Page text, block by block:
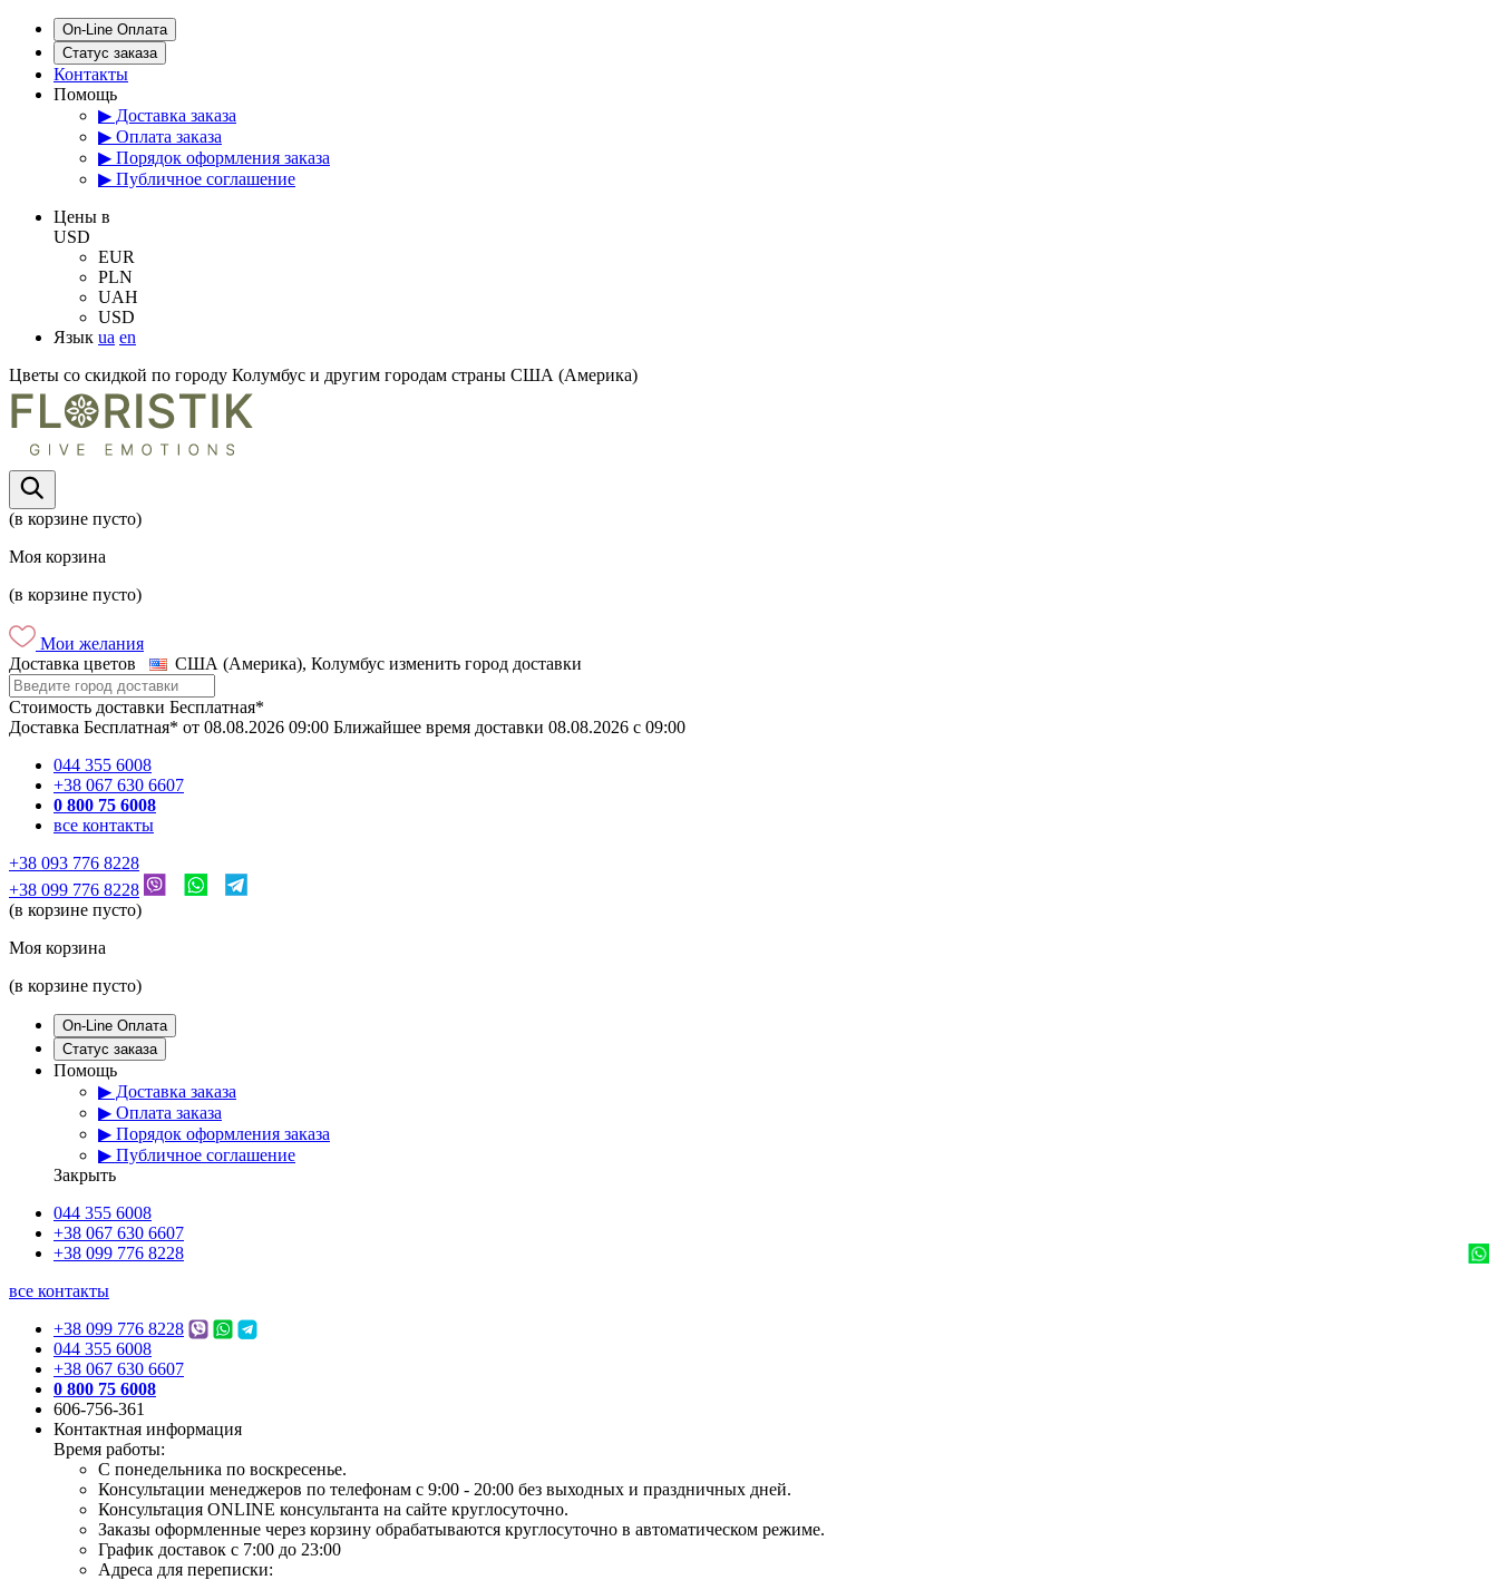
On-Line Оплата
Статус заказа
Контакты
Помощь
▶ Доставка заказа
▶ Оплата заказа
▶ Порядок оформления заказа
▶ Публичное соглашение
Цены в
USD
EUR
PLN
UAH
USD
Язык ua en
Цветы со скидкой по городу Колумбус и другим городам страны США (Америка)
(в корзине пусто)
Моя корзина
(в корзине пусто)
Мои желания
Доставка цветов
США (Америка), Колумбус изменить город доставки
Стоимость доставки Бесплатная*
Доставка Бесплатная* от 08.08.2026 09:00 Ближайшее время доставки 08.08.2026 c 09:00
044 355 6008
+38 067 630 6607
0 800 75 6008
все контакты
+38 093 776 8228
+38 099 776 8228
(в корзине пусто)
Моя корзина
(в корзине пусто)
On-Line Оплата
Статус заказа
Помощь
▶ Доставка заказа
▶ Оплата заказа
▶ Порядок оформления заказа
▶ Публичное соглашение
Закрыть
044 355 6008
+38 067 630 6607
+38 099 776 8228
все контакты
+38 099 776 8228
044 355 6008
+38 067 630 6607
0 800 75 6008
606-756-361
Контактная информация
Время работы:
С понедельника по воскресенье.
Консультации менеджеров по телефонам с 9:00 - 20:00 без выходных и праздничных дней.
Консультация ONLINE консультанта на сайте круглосуточно.
Заказы оформленные через корзину обрабатываются круглосуточно в автоматическом режиме.
График доставок с 7:00 до 23:00
Адреса для переписки: